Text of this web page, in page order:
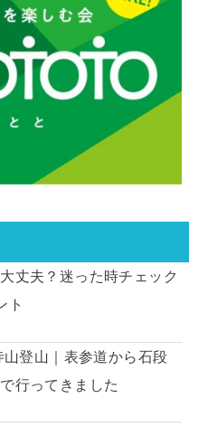
丈夫？迷った時チェック
ト
山登山｜表参道から石段
行ってきました